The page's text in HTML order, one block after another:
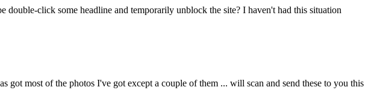
double-click some headline and temporarily unblock the site? I haven't had this situation
got most of the photos I've got except a couple of them ... will scan and send these to you this